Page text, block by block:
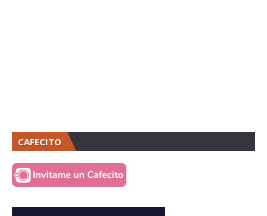
CAFECITO